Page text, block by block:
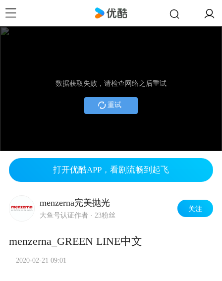
数据获取失败，请检查网络之后重试
重试
打开优酷APP，看剧流畅到起飞
menzerna完美抛光
大鱼号认证作者 · 23粉丝
关注
menzerna_GREEN LINE中文
2020-02-21 09:01